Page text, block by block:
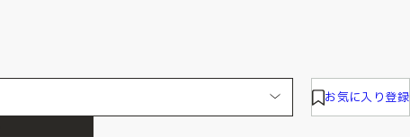
お気に入り登録